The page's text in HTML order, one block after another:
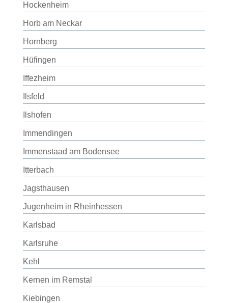
Hockenheim
Horb am Neckar
Hornberg
Hüfingen
Iffezheim
Ilsfeld
Ilshofen
Immendingen
Immenstaad am Bodensee
Itterbach
Jagsthausen
Jugenheim in Rheinhessen
Karlsbad
Karlsruhe
Kehl
Kernen im Remstal
Kiebingen